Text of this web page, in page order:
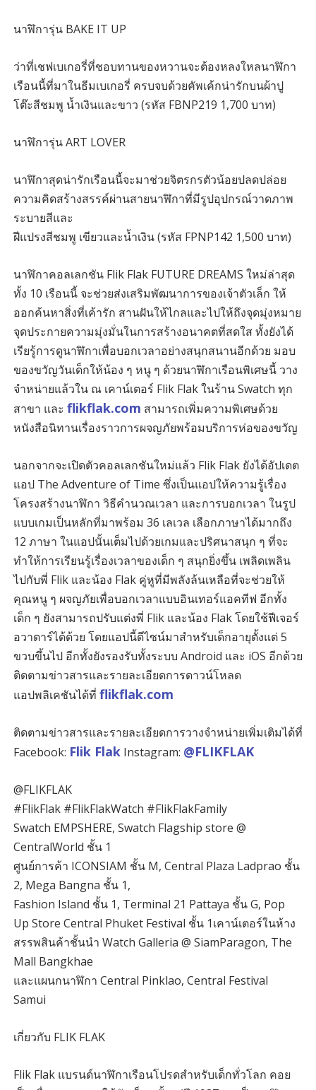
นาฬิการุ่น BAKE IT UP
ว่าที่เชฟเบเกอรี่ที่ชอบทานของหวานจะต้องหลงใหลนาฬิกา
เรือนนี้ที่มาในธีมเบเกอรี่ ครบจบด้วยคัพเค้กน่ารักบนผ้าปู
โต๊ะสีชมพู น้ำเงินและขาว (รหัส FBNP219 1,700 บาท)
นาฬิการุ่น ART LOVER
นาฬิกาสุดน่ารักเรือนนี้จะมาช่วยจิตรกรตัวน้อยปลดปล่อย
ความคิดสร้างสรรค์ผ่านสายนาฬิกาที่มีรูปอุปกรณ์วาดภาพ
ระบายสีและ
ฝีแปรงสีชมพู เขียวและน้ำเงิน (รหัส FPNP142 1,500 บาท)
นาฬิกาคอลเลกชัน Flik Flak FUTURE DREAMS ใหม่ล่าสุด
ทั้ง 10 เรือนนี้ จะช่วยส่งเสริมพัฒนาการของเจ้าตัวเล็ก ให้
ออกค้นหาสิ่งที่เค้ารัก สานฝันให้ไกลและไปให้ถึงจุดมุ่งหมาย
จุดประกายความมุ่งมั่นในการสร้างอนาคตที่สดใส ทั้งยังได้
เรียรู้การดูนาฬิกาเพื่อบอกเวลาอย่างสนุกสนานอีกด้วย มอบ
ของขวัญวันเด็กให้น้อง ๆ หนู ๆ ด้วยนาฬิกาเรือนพิเศษนี้ วาง
จำหน่ายแล้วใน ณ เคาน์เตอร์ Flik Flak ในร้าน Swatch ทุก
สาขา และ flikflak.com สามารถเพิ่มความพิเศษด้วย
หนังสือนิทานเรื่องราวการผจญภัยพร้อมบริการห่อของขวัญ
นอกจากจะเปิดตัวคอลเลกชันใหม่แล้ว Flik Flak ยังได้อัปเดต
แอป The Adventure of Time ซึ่งเป็นแอปให้ความรู้เรื่อง
โครงสร้างนาฬิกา วิธีคำนวณเวลา และการบอกเวลา ในรูป
แบบเกมเป็นหลักที่มาพร้อม 36 เลเวล เลือกภาษาได้มากถึง
12 ภาษา ในแอปนั้นเต็มไปด้วยเกมและปริศนาสนุก ๆ ที่จะ
ทำให้การเรียนรู้เรื่องเวลาของเด็ก ๆ สนุกยิ่งขึ้น เพลิดเพลิน
ไปกับพี่ Flik และน้อง Flak คู่หูที่มีพลังล้นเหลือที่จะช่วยให้
คุณหนู ๆ ผจญภัยเพื่อบอกเวลาแบบอินเทอร์แอคทีฟ อีกทั้ง
เด็ก ๆ ยังสามารถปรับแต่งพี่ Flik และน้อง Flak โดยใช้ฟีเจอร์
อวาตาร์ได้ด้วย โดยแอปนี้ดีไซน์มาสำหรับเด็กอายุตั้งแต่ 5
ขวบขึ้นไป อีกทั้งยังรองรับทั้งระบบ Android และ iOS อีกด้วย
ติดตามข่าวสารและรายละเอียดการดาวน์โหลด
แอปพลิเคชันได้ที่ flikflak.com
ติดตามข่าวสารและรายละเอียดการวางจำหน่ายเพิ่มเติมได้ที่
Facebook: Flik FlakInstagram: @FLIKFLAK
@FLIKFLAK
#FlikFlak #FlikFlakWatch #FlikFlakFamily
Swatch EMPSHERE, Swatch Flagship store @
CentralWorld ชั้น 1
ศูนย์การค้า ICONSIAM ชั้น M, Central Plaza Ladprao ชั้น
2, Mega Bangna ชั้น 1,
Fashion Island ชั้น 1, Terminal 21 Pattaya ชั้น G, Pop
Up Store Central Phuket Festival ชั้น 1เคาน์เตอร์ในห้าง
สรรพสินค้าชั้นนำ Watch Galleria @ SiamParagon, The
Mall Bangkhae
และแผนกนาฬิกา Central Pinklao, Central Festival
Samui
เกี่ยวกับ FLIK FLAK
Flik Flak แบรนด์นาฬิกาเรือนโปรดสำหรับเด็กทั่วโลก คอย